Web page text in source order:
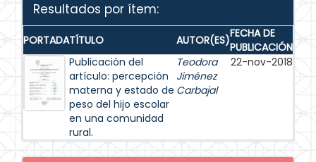
Resultados por ítem:
PORTADATÍTULO AUTOR(ES)FECHA DE
PUBLICACIÓN
Publicación del
artículo: percepción
materna y estado de
peso del hijo escolar
en una comunidad
rural.
Teodora
Jiménez
Carbajal
22-nov-2018